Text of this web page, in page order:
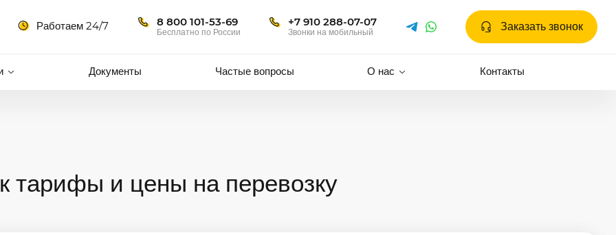
Работаем 24/7 8 800 101-53-69
Бесплатно по России
+7 910 288-07-07
Звонки на мобильный Заказать звонок
Документы Частые вопросы О нас Контакты
тарифы и цены на перевозку